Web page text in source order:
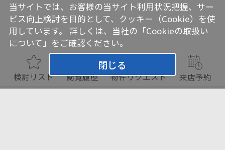
検討リスト 閲覧履歴 物件リクエスト 来店予約
当サイトでは、お客様の当サイト利用状況把握、サー
ビス向上検討を目的として、クッキー（Cookie）を使
用しています。 詳しくは、当社の 「Cookieの取扱い
について」 をご確認ください。
閉じる